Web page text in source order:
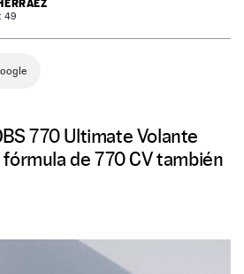
49
770 Ultimate Volante
de 770 CV también